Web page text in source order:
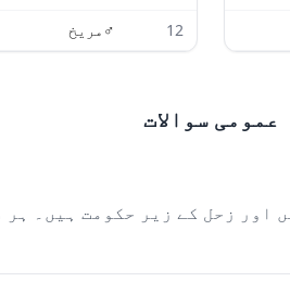
12
♂ مریخ
عمومی سوالات